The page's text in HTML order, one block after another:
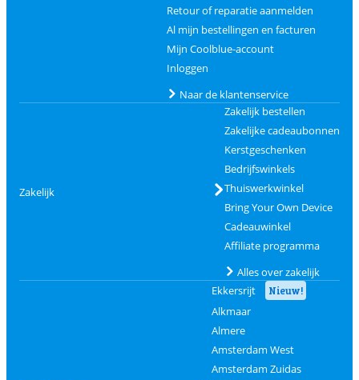
Retour of reparatie aanmelden
Al mijn bestellingen en facturen
Mijn Coolblue-account
Inloggen
Naar de klantenservice
Zakelijk
Zakelijk bestellen
Zakelijke cadeaubonnen
Kerstgeschenken
Bedrijfswinkels
Thuiswerkwinkel
Bring Your Own Device
Cadeauwinkel
Affiliate programma
Alles over zakelijk
Ekkersrijt Nieuw!
Alkmaar
Almere
Amsterdam West
Amsterdam Zuidas